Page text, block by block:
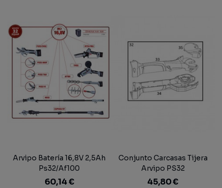
Arvipo Batería 16,8V 2,5Ah
Ps32/Af100
Cordless/Mt32/Hs32/Mt32
60,14 €
Conjunto Carcasas Tijera
Arvipo PS32
45,80 €